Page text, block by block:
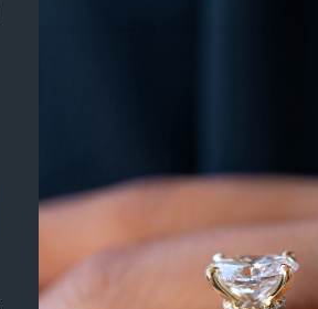
keine
3D
Wollen
würde